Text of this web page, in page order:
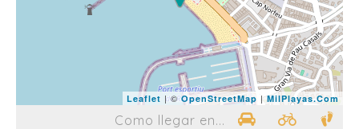
Leaflet | ©OpenStreetMap |MilPlayas.Com
Como llegar en...